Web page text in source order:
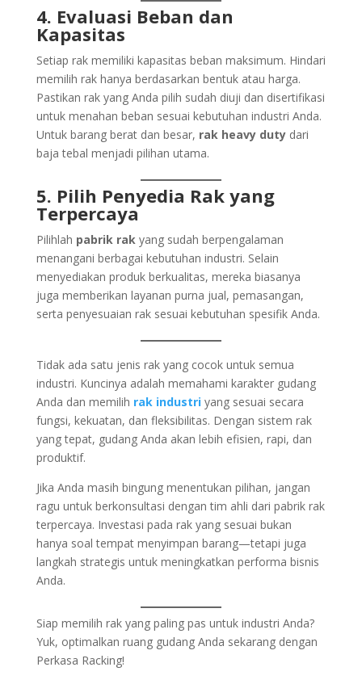
4. Evaluasi Beban dan
Kapasitas
Setiap rak memiliki kapasitas beban maksimum. Hindari
memilih rak hanya berdasarkan bentuk atau harga.
Pastikan rak yang Anda pilih sudah diuji dan disertifikasi
untuk menahan beban sesuai kebutuhan industri Anda.
Untuk barang berat dan besar, rak heavy dutydari
baja tebal menjadi pilihan utama.
5. Pilih Penyedia Rak yang
Terpercaya
Pilihlah pabrik rakyang sudah berpengalaman
menangani berbagai kebutuhan industri. Selain
menyediakan produk berkualitas, mereka biasanya
juga memberikan layanan purna jual, pemasangan,
serta penyesuaian rak sesuai kebutuhan spesifik Anda.
Tidak ada satu jenis rak yang cocok untuk semua
industri. Kuncinya adalah memahami karakter gudang
Anda dan memilih rak industriyang sesuai secara
fungsi, kekuatan, dan fleksibilitas. Dengan sistem rak
yang tepat, gudang Anda akan lebih efisien, rapi, dan
produktif.
Jika Anda masih bingung menentukan pilihan, jangan
ragu untuk berkonsultasi dengan tim ahli dari pabrik rak
terpercaya. Investasi pada rak yang sesuai bukan
hanya soal tempat menyimpan barang—tetapi juga
langkah strategis untuk meningkatkan performa bisnis
Anda.
Siap memilih rak yang paling pas untuk industri Anda?
Yuk, optimalkan ruang gudang Anda sekarang dengan
Perkasa Racking!